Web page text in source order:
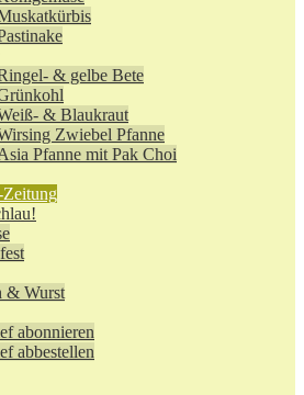
& gelbe Bete
& Blaukraut
Zwiebel Pfanne
Pfanne mit Pak Choi
& Wurst
abonnieren
abbestellen